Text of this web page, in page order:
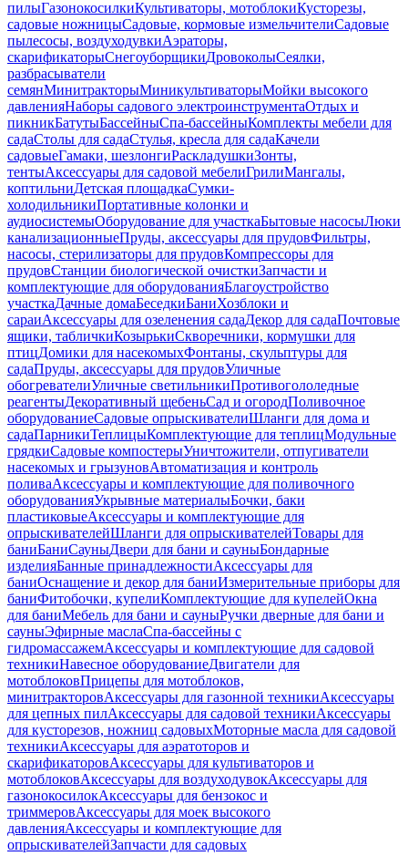
пилыГазонокосилкиКультиваторы, мотоблокиКусторезы,
садовые ножницыСадовые, кормовые измельчителиСадовые
пылесосы, воздуходувкиАэраторы,
скарификаторыСнегоуборщикиДровоколыСеялки,
разбрасыватели
семянМинитракторыМиникультиваторыМойки высокого
давленияНаборы садового электроинструментаОтдых и
пикникБатутыБассейныСпа-бассейныКомплекты мебели для
садаСтолы для садаСтулья, кресла для садаКачели
садовыеГамаки, шезлонгиРаскладушкиЗонты,
тентыАксессуары для садовой мебелиГрилиМангалы,
коптильниДетская площадкаСумки-
холодильникиПортативные колонки и
аудиосистемыОборудование для участкаБытовые насосыЛюки
канализационныеПруды, аксессуары для прудовФильтры,
насосы, стерилизаторы для прудовКомпрессоры для
прудовСтанции биологической очисткиЗапчасти и
комплектующие для оборудованияБлагоустройство
участкаДачные домаБеседкиБаниХозблоки и
сараиАксессуары для озеленения садаДекор для садаПочтовые
ящики, табличкиКозырькиСкворечники, кормушки для
птицДомики для насекомыхФонтаны, скульптуры для
садаПруды, аксессуары для прудовУличные
обогревателиУличные светильникиПротивогололедные
реагентыДекоративный щебеньСад и огородПоливочное
оборудованиеСадовые опрыскивателиШланги для дома и
садаПарникиТеплицыКомплектующие для теплицМодульные
грядкиСадовые компостерыУничтожители, отпугиватели
насекомых и грызуновАвтоматизация и контроль
поливаАксессуары и комплектующие для поливочного
оборудованияУкрывные материалыБочки, баки
пластиковыеАксессуары и комплектующие для
опрыскивателейШланги для опрыскивателейТовары для
баниБаниСауныДвери для бани и сауныБондарные
изделияБанные принадлежностиАксессуары для
баниОснащение и декор для баниИзмерительные приборы для
баниФитобочки, купелиКомплектующие для купелейОкна
для баниМебель для бани и сауныРучки дверные для бани и
сауныЭфирные маслаСпа-бассейны с
гидромассажемАксессуары и комплектующие для садовой
техникиНавесное оборудованиеДвигатели для
мотоблоковПрицепы для мотоблоков,
минитракторовАксессуары для газонной техникиАксессуары
для цепных пилАксессуары для садовой техникиАксессуары
для кусторезов, ножниц садовыхМоторные масла для садовой
техникиАксессуары для аэратоторов и
скарификаторовАксессуары для культиваторов и
мотоблоковАксессуары для воздуходувокАксессуары для
газонокосилокАксессуары для бензокос и
триммеровАксессуары для моек высокого
давленияАксессуары и комплектующие для
опрыскивателейЗапчасти для садовых